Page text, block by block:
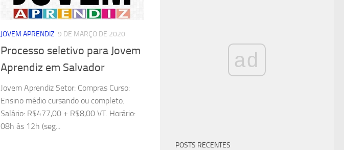
JOVEM APRENDIZ 9 DE MARÇO DE 2020
Processo seletivo para Jovem
Aprendiz em Salvador
Jovem Aprendiz Setor: Compras Curso:
Ensino médio cursando ou completo.
Salário: R$477,00 + R$8,00 VT. Horário:
08h às 12h (seg...
ad
POSTS RECENTES